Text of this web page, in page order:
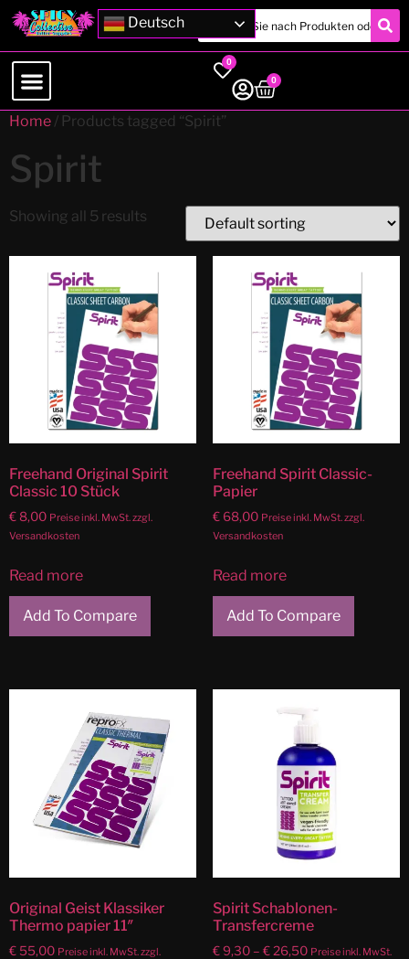
Deutsch
0
0
Home / Products tagged “Spirit”
Spirit
Showing all 5 results
Freehand Original Spirit
Classic 10 Stück
€8,00 Preise inkl. MwSt. zzgl.
Versandkosten
Read more
Add To Compare
Freehand Spirit Classic-
Papier
€68,00 Preise inkl. MwSt. zzgl.
Versandkosten
Read more
Add To Compare
Original Geist Klassiker
Thermo papier 11″
€ 55,00 Preise inkl. MwSt. zzgl.
Spirit Schablonen-
Transfercreme
€9,30 – €26,50 Preise inkl. MwSt.